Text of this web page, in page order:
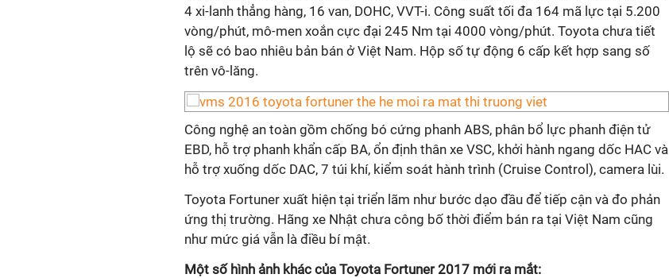
4 xi-lanh thẳng hàng, 16 van, DOHC, VVT-i. Công suất tối đa 164 mã lực tại 5.200
vòng/phút, mô-men xoắn cực đại 245 Nm tại 4000 vòng/phút. Toyota chưa tiết
lộ sẽ có bao nhiêu bản bán ở Việt Nam. Hộp số tự động 6 cấp kết hợp sang số
trên vô-lăng.
Công nghệ an toàn gồm chống bó cứng phanh ABS, phân bổ lực phanh điện tử
EBD, hỗ trợ phanh khẩn cấp BA, ổn định thân xe VSC, khởi hành ngang dốc HAC và
hỗ trợ xuống dốc DAC, 7 túi khí, kiểm soát hành trình (Cruise Control), camera lùi.
Toyota Fortuner xuất hiện tại triển lãm như bước dạo đầu để tiếp cận và đo phản
ứng thị trường. Hãng xe Nhật chưa công bố thời điểm bán ra tại Việt Nam cũng
như mức giá vẫn là điều bí mật.
Một số hình ảnh khác của Toyota Fortuner 2017 mới ra mắt: